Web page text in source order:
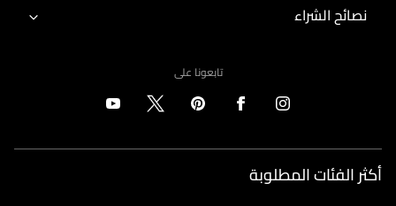
نصائح الشراء
تابعونا على
أكثر الفئات المطلوبة